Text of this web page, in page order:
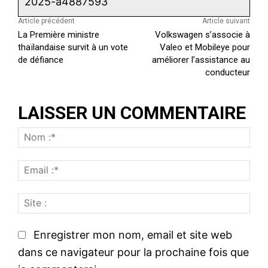
Article précédent
La Première ministre
thaïlandaise survit à un vote
de défiance
Article suivant
Volkswagen s’associe à
Valeo et Mobileye pour
améliorer l’assistance au
conducteur
LAISSER UN COMMENTAIRE
o
:m
ii
Enregistrer mon nom, email et site web
dans ce navigateur pour la prochaine fois que